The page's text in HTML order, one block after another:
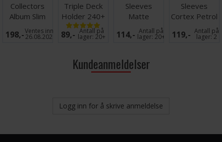
Collectors
Album Slim
Regular Svart
198,-Ventes inn
26.08.2026
Triple Deck
Holder 240+
Black
89,- Antall på
lager:20+
Sleeves
Matte
Turquoise
x100 66x91
114,- Antall på
lager:20+
Sleeves
Cortex Petrol
MATTE x100
66x91
119,- Antall på
lager:2
Kundeanmeldelser
Logg inn for å skrive anmeldelse